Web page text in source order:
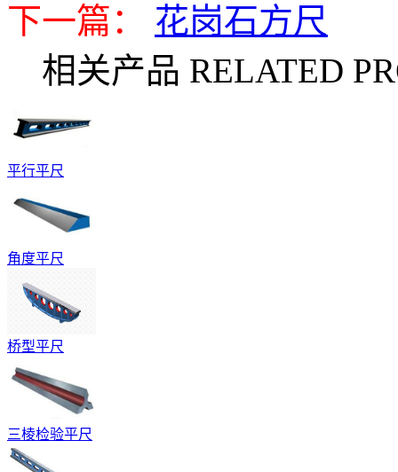
下一篇：
花岗石方尺
相关产品 RELATED
平行平尺
角度平尺
桥型平尺
三棱检验平尺